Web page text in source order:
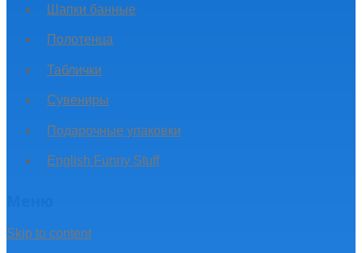
Шапки банные
Полотенца
Таблички
Сувениры
Подарочные упаковки
English Funny Stuff
Skip to content